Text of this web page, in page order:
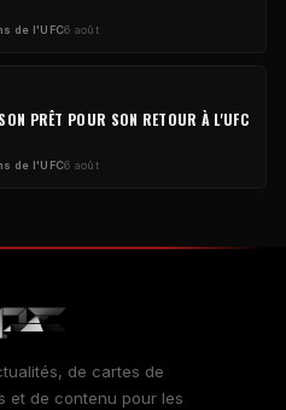
de l'UFC6 août
PRÊT POUR SON RETOUR À L'UFC
de l'UFC6 août
de cartes de
et de contenu pour les